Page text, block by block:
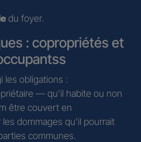
du foyer.
: copropriétés et
les obligations :
— qu’il habite ou non
être couvert en
les dommages qu’il pourrait
communes.